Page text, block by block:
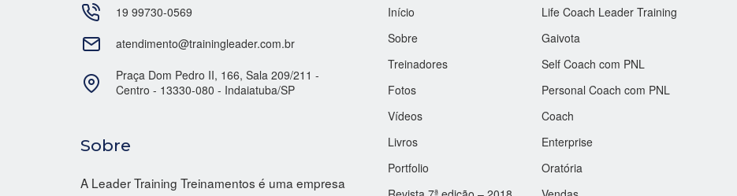
19 99730-0569
atendimento@trainingleader.com.br
Praça Dom Pedro II, 166, Sala 209/211 -
Centro - 13330-080 - Indaiatuba/SP
Sobre
A Leader Training Treinamentos é uma empresa
Início
Sobre
Treinadores
Fotos
Vídeos
Livros
Portfolio
Life Coach Leader Training
Gaivota
Self Coach com PNL
Personal Coach com PNL
Coach
Enterprise
Oratória